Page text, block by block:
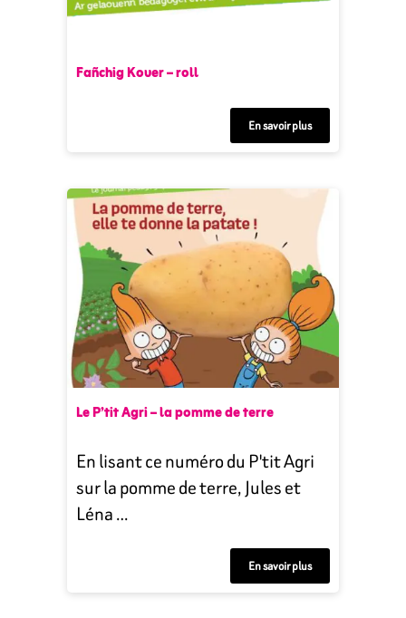
Fañchig Kouer – roll
En savoir plus
Le P’tit Agri – la pomme de terre
En lisant ce numéro du P'tit Agri
sur la pomme de terre, Jules et
Léna …
En savoir plus